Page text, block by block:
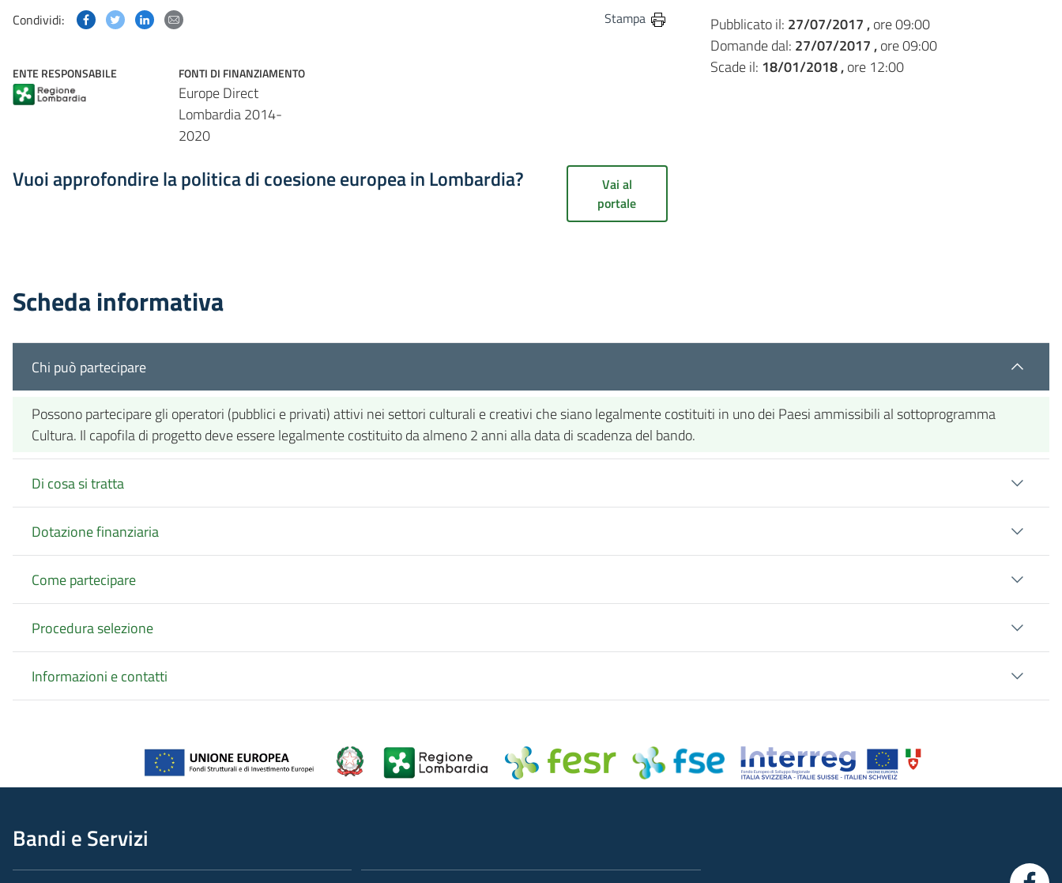
Condividi: Condividi questa pagina su Facebook
Condividi questa pagina su Twitter
Condividi questa pagina su Linkedin Stampa
ENTE RESPONSABILE FONTI DI FINANZIAMENTO
Europe Direct
Lombardia 2014-
2020
Vuoi approfondire la politica di coesione europea in Lombardia?
Vai al
portale
Pubblicato il: 27/07/2017 ,ore 09:00
Domande dal: 27/07/2017 ,ore 09:00
Scade il: 18/01/2018 ,ore 12:00
Scheda informativa
Chi può partecipare
Possono partecipare gli operatori (pubblici e privati) attivi nei settori culturali e creativi che siano legalmente costituiti in uno dei Paesi ammissibili al sottoprogramma
Cultura. Il capofila di progetto deve essere legalmente costituito da almeno 2 anni alla data di scadenza del bando.
Di cosa si tratta
Dotazione finanziaria
Come partecipare
Procedura selezione
Informazioni e contatti
Bandi e Servizi